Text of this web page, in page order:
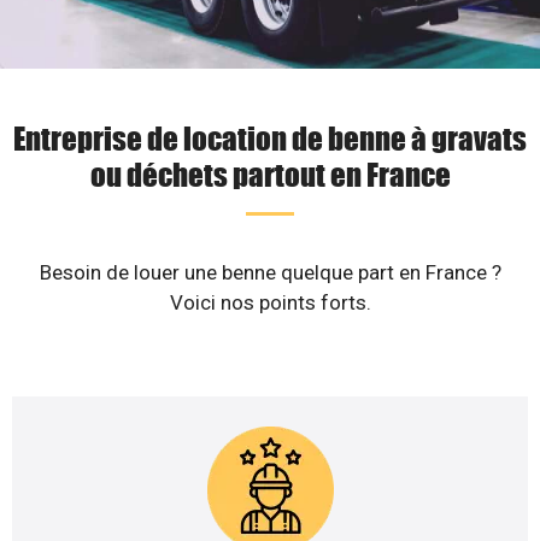
Entreprise de location de benne à gravats
ou déchets partout en France
Besoin de louer une benne quelque part en France ?
Voici nos points forts.